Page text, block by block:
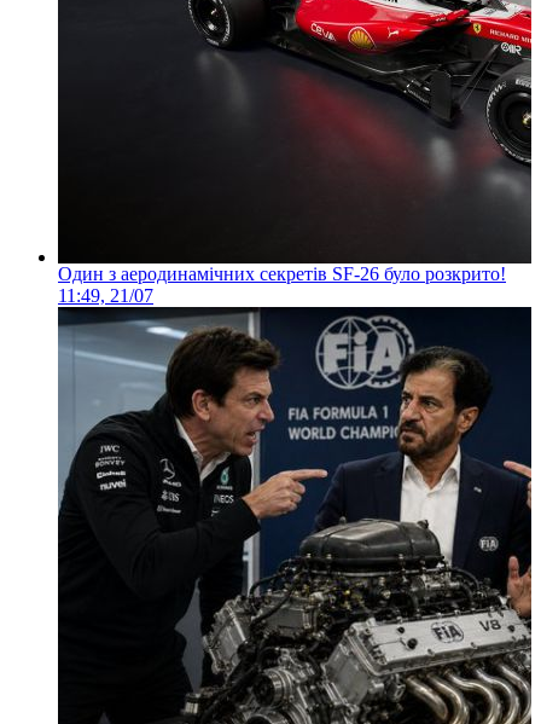
Один з аеродинамічних секретів SF-26 було розкрито!
11:49, 21/07